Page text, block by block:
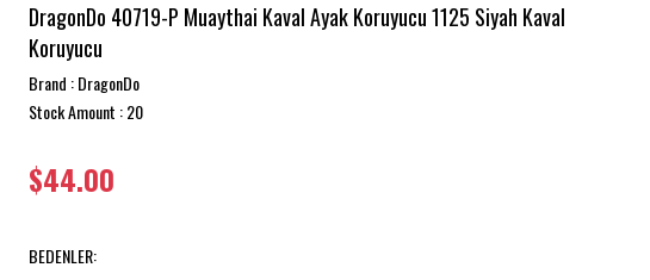
DragonDo 40719-P Muaythai Kaval Ayak Koruyucu 1125 Siyah Kaval
Koruyucu
Brand :DragonDo
Stock Amount :20
$44.00
BEDENLER: